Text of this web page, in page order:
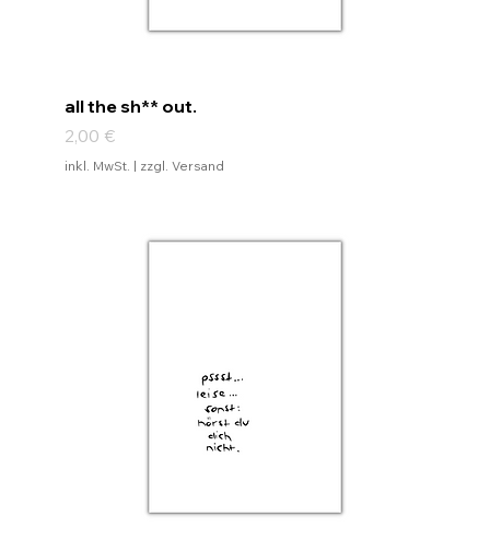
all the sh** out.
Preis
2,00 €
inkl. MwSt. | zzgl. Versand